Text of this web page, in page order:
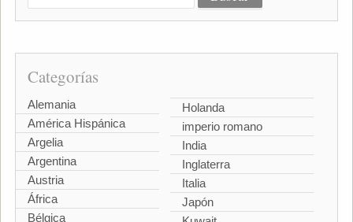
Categorías
Alemania
América Hispánica
Argelia
Argentina
Austria
África
Bélgica
Holanda
imperio romano
India
Inglaterra
Italia
Japón